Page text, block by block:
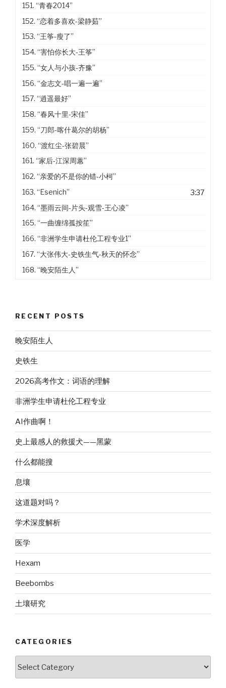
151.“青春2014”
152.“恋着多喜欢-梁静茹”
153.“王筝-瘦了”
154.“害怕你长大-王筝”
155.“女人与小孩-齐豫”
156.“金志文-唱一遍一遍”
157.“逍遥最好”
158.“春风十里-宋佳”
159.“刀郎-喀什葛尔的胡杨”
160.“渡红尘-张碧晨”
161.“家后-江深周蕙”
162.“亲爱的不是你的错-小柯”
163.“Esenich”
3:37
164.“墨雨云间-片头-观雪-王心凌”
165.“一曲缠绵孤按笙”
166.“非洲学生申请杜伦工程专业1”
167.“大张伟大-史铁生气-秋天的怀念”
168.“晚安陌生人”
RECENT POSTS
晚安陌生人
史铁生
2026高考作文：词语的理解
非洲学生申请杜伦工程专业
AI作曲啊！
史上最感人的救援犬——黑蒙
什么都能搜
息壤
这道题对吗？
学术深度解析
医学
Hexam
Beebombs
土壤研究
CATEGORIES